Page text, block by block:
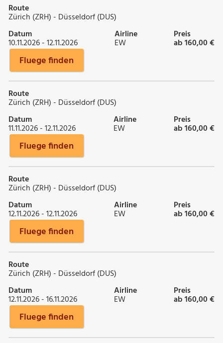
Route
Zürich (ZRH) - Düsseldorf (DUS)
Datum
10.11.2026 - 12.11.2026
Airline
EW
Preis
ab 160,00 €
Fluege finden
Route
Zürich (ZRH) - Düsseldorf (DUS)
Datum
11.11.2026 - 12.11.2026
Airline
EW
Preis
ab 160,00 €
Fluege finden
Route
Zürich (ZRH) - Düsseldorf (DUS)
Datum
12.11.2026 - 12.11.2026
Airline
EW
Preis
ab 160,00 €
Fluege finden
Route
Zürich (ZRH) - Düsseldorf (DUS)
Datum
12.11.2026 - 16.11.2026
Airline
EW
Preis
ab 160,00 €
Fluege finden